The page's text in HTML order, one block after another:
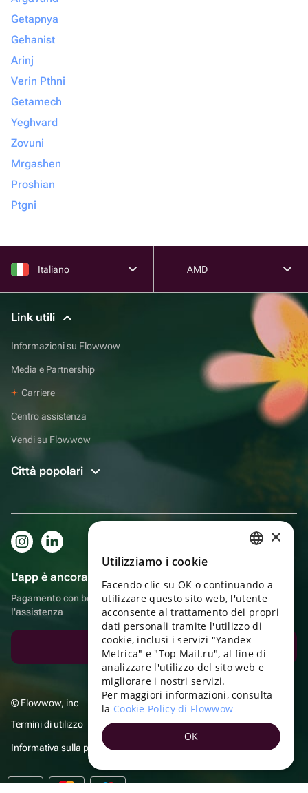
Getapnya
Gehanist
Arinj
Verin Pthni
Getamech
Yeghvard
Zovuni
Mrgashen
Proshian
Ptgni
Italiano AMD
Link utili
Informazioni su Flowwow
Media e Partnership
Carriere
Centro assistenza
Vendi su Flowwow
Città popolari
L'app è ancora più comoda!
Pagamento con bonus, autoconsegna, comoda chat con
l'assistenza
Scarica l'app
© Flowwow, inc
Termini di utilizzo
Informativa sulla privacy
ENGLISH
UKRAINIAN
PORTUGUESE
SPANISH
TURKISH
×
Utilizziamo i cookie
Facendo clic su OK o continuando a
utilizzare questo sito web, l'utente
acconsente al trattamento dei propri
dati personali tramite l'utilizzo di
cookie, inclusi i servizi "Yandex
Metrica" e "Top Mail.ru", al fine di
analizzare l'utilizzo del sito web e
migliorare i nostri servizi.
Per maggiori informazioni, consulta
la Cookie Policy di Flowwow
OK